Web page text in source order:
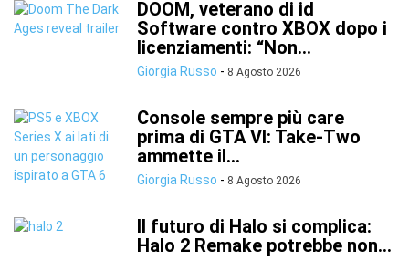
DOOM, veterano di id
Software contro XBOX dopo i
licenziamenti: “Non...
Giorgia Russo - 8 Agosto 2026
Console sempre più care
prima di GTA VI: Take-Two
ammette il...
Giorgia Russo - 8 Agosto 2026
Il futuro di Halo si complica:
Halo 2 Remake potrebbe non...